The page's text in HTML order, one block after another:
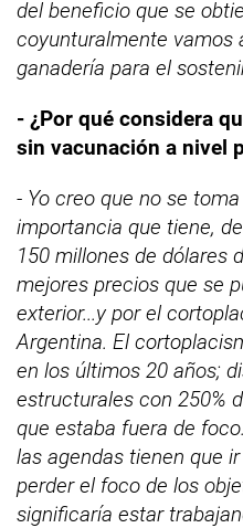
del beneficio que se
coyunturalmente vamos
ganadería para el
- ¿Por qué considera
sin vacunación a nivel
- Yo creo que no se
importancia que tiene,
150 millones de dólares
mejores precios que se
exterior...y por el
Argentina. El
en los últimos 20 años;
estructurales con 250%
que estaba fuera de
las agendas tienen que
perder el foco de los
significaría estar